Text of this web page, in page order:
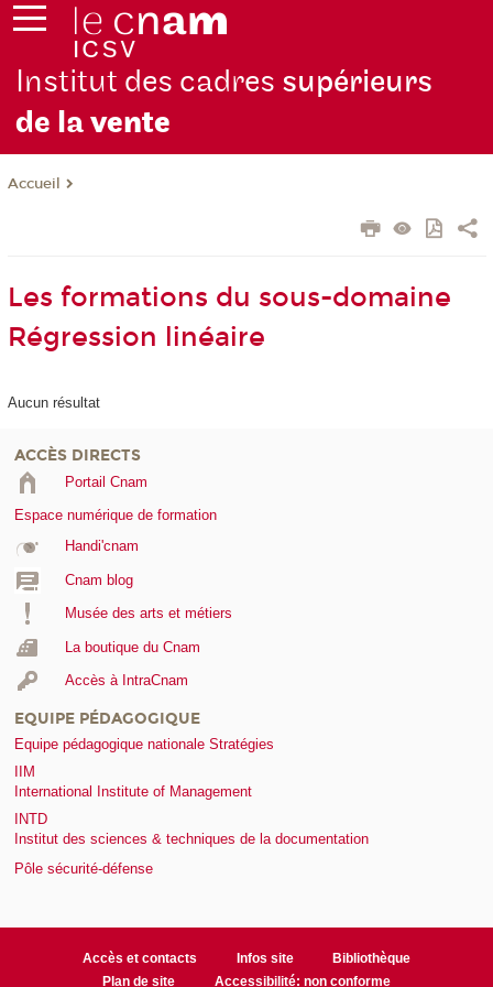
Institut des cadres supérieurs
de lavente
Accueil
Les formations du sous-domaine
Régression linéaire
Aucun résultat
ACCÈS DIRECTS
Portail Cnam
Espace numérique de formation
Handi'cnam
Cnam blog
Musée des arts et métiers
La boutique du Cnam
Accès à IntraCnam
EQUIPE PÉDAGOGIQUE
Equipe pédagogique nationale Stratégies
IIM
International Institute of Management
INTD
Institut des sciences & techniques de la documentation
Pôle sécurité-défense
Accès et contacts Infos site
Bibliothèque
Plan de site
Accessibilité: non conforme